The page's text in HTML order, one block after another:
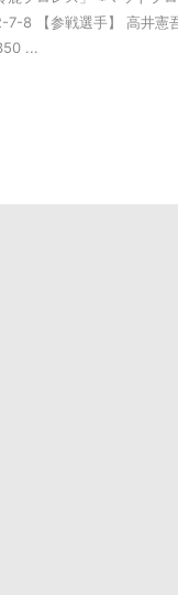
7-8 【参戦選手】 高井憲
...